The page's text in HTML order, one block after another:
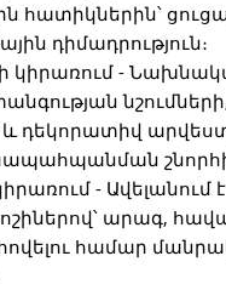
հատիկներին՝
դիմադրություն։
կիրառում -
դեկորատիվ
- Ավելանում է
արագ,
համար